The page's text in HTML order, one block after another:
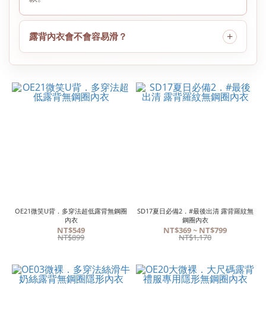
露背內衣會不會容易滑？
OE21微笑U背．多穿法超低露背無鋼圈
內衣
NT$549
NT$899
SD17夏日必備2．#最後出清 露背羅紋無
鋼圈內衣
NT$369 ~ NT$799
NT$1,170